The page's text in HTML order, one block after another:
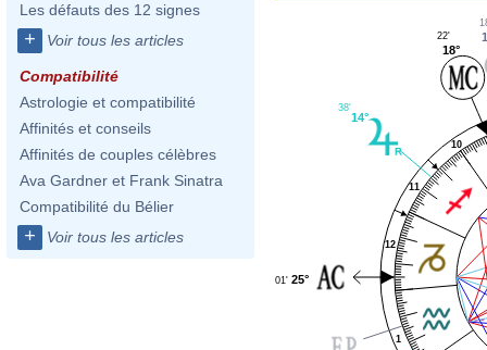
Les défauts des 12 signes
+ Voir tous les articles
Compatibilité
Astrologie et compatibilité
Affinités et conseils
Affinités de couples célèbres
Ava Gardner et Frank Sinatra
Compatibilité du Bélier
+ Voir tous les articles
1
10
11
12
18°
22'
14°
38'
25°
01'